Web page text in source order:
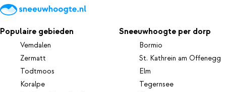
Populaire gebieden
Vemdalen
Zermatt
Todtmoos
Koralpe
Sneeuwhoogte per dorp
Bormio
St. Kathrein am Offenegg
Elm
Tegernsee